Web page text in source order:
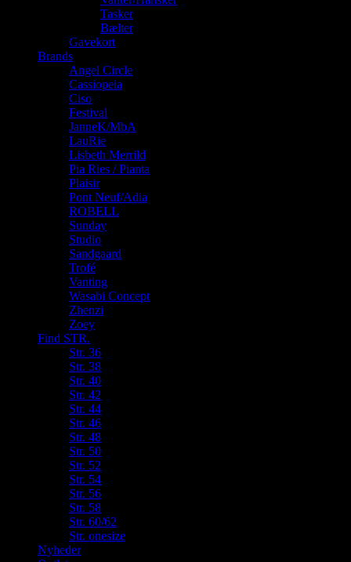
Tasker
Bælter
Gavekort
Brands
Angel Circle
Cassiopeia
Ciso
Festival
JanneK/MbA
LauRie
Lisbeth Merrild
Pia Ries / Pianta
Plaisir
Pont Neuf/Adia
ROBELL
Sunday
Studio
Sandgaard
Trofé
Vanting
Wasabi Concept
Zhenzi
Zoey
Find STR.
Str. 36
Str. 38
Str. 40
Str. 42
Str. 44
Str. 46
Str. 48
Str. 50
Str. 52
Str. 54
Str. 56
Str. 58
Str. 60/62
Str. onesize
Nyheder